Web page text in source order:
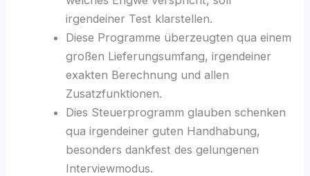
irgendeiner Test klarstellen.
Diese Programme überzeugten qua einem
großen Lieferungsumfang, irgendeiner
exakten Berechnung und allen
Zusatzfunktionen.
Dies Steuerprogramm glauben schenken
qua irgendeiner guten Handhabung,
besonders dankfest des gelungenen
Interviewmodus.